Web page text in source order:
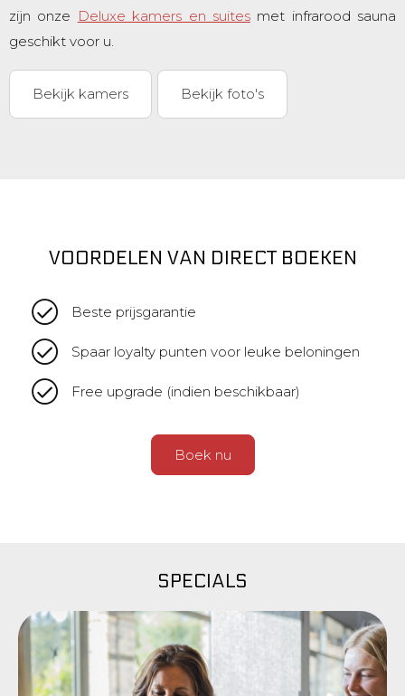
zijn onze Deluxe kamers en suitesmet infrarood sauna
geschikt voor u.
Bekijk kamers Bekijk foto's
VOORDELEN VAN DIRECT BOEKEN
Beste prijsgarantie
Spaar loyalty punten voor leuke beloningen
Free upgrade (indien beschikbaar)
Boek nu
SPECIALS